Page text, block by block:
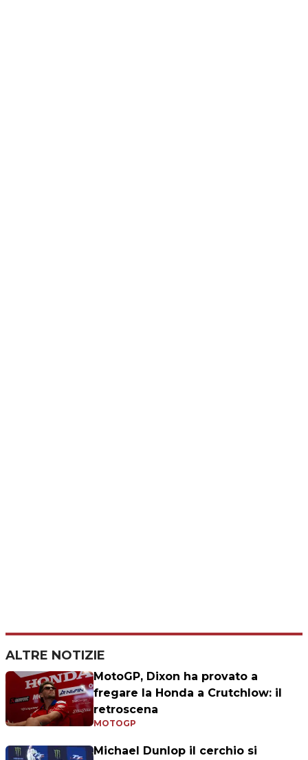
ALTRE NOTIZIE
MotoGP, Dixon ha provato a
fregare la Honda a Crutchlow: il
retroscena
MOTOGP
Michael Dunlop il cerchio si